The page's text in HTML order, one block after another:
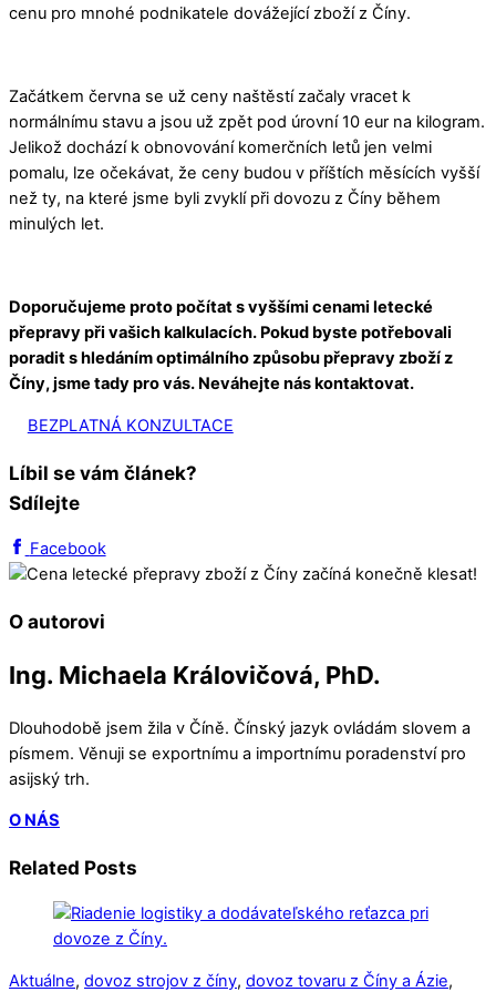
cenu pro mnohé podnikatele dovážející zboží z Číny.
Začátkem června se už ceny naštěstí začaly vracet k
normálnímu stavu a jsou už zpět pod úrovní 10 eur na kilogram.
Jelikož dochází k obnovování komerčních letů jen velmi
pomalu, lze očekávat, že ceny budou v příštích měsících vyšší
než ty, na které jsme byli zvyklí při dovozu z Číny během
minulých let.
Doporučujeme proto počítat s vyššími cenami letecké
přepravy při vašich kalkulacích. Pokud byste potřebovali
poradit s hledáním optimálního způsobu přepravy zboží z
Číny, jsme tady pro vás. Neváhejte nás kontaktovat.
BEZPLATNÁ KONZULTACE
Líbil se vám článek?
Sdílejte
Facebook
O autorovi
Ing. Michaela Královičová, PhD.
Dlouhodobě jsem žila v Číně. Čínský jazyk ovládám slovem a
písmem. Věnuji se exportnímu a importnímu poradenství pro
asijský trh.
O NÁS
Related Posts
Aktuálne, dovoz strojov z číny, dovoz tovaru z Číny a Ázie,